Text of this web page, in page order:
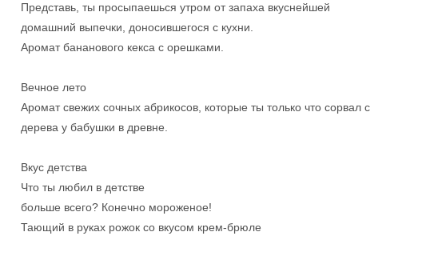
Представь, ты просыпаешься утром от запаха вкуснейшей
домашний выпечки, доносившегося с кухни.
Аромат бананового кекса с орешками.
Вечное лето
Аромат свежих сочных абрикосов, которые ты только что сорвал с
дерева у бабушки в древне.
Вкус детства
Что ты любил в детстве
больше всего? Конечно мороженое!
Тающий в руках рожок со вкусом крем-брюле